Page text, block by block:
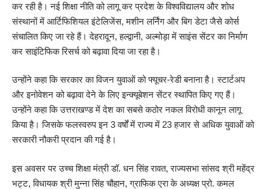
कर रही है। नई शिक्षा नीति को लागू कर प्रदेश के विश्वविद्यालय और शोध
संस्थानों में आर्टिफिशियल इंटेलिजेंस, मशीन लर्निंग और बिग डेटा जैसे कोर्स
संचालित किए जा रहे हैं। देहरादून, हल्द्वानी, अल्मोड़ा में साइंस सेंटर का निर्माण
कर साइंटिफिक रिसर्च को बढ़ावा दिया जा रहा है।
उन्होंने कहा कि सरकार का विजन युवाओं को फ्यूचर-रेडी बनाना है। स्टार्टअप
और इनोवेशन को बढ़ावा देने के लिए इन्क्यूबेशन सेंटर स्थापित किए गए हैं।
उन्होंने कहा कि उत्तराखण्ड में देश का सबसे कठोर नकल विरोधी कानून लागू
किया है। जिसके फलस्वरुप इन 3 वर्षों में राज्य में 23 हजार से अधिक युवाओं को
सरकारी नौकरी प्रदान की गई है।
इस अवसर पर उच्च शिक्षा मंत्री डॉ. धन सिंह रावत, राज्यसभा सांसद श्री महेंद्र
भट्ट, विधायक श्री मुन्ना सिंह चौहान, ग्राफिक एरा के अध्यक्ष प्रो. कमल